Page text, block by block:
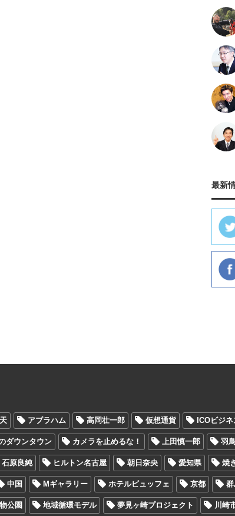
最新
アブラハム 高岡壮一郎 仮想通貨 ICOビジネ
ダウンタウン カメラを止めるな！ 上田慎一郎 羽
石原良純 ヒルトン名古屋 朝日奈央 愛知県 焼
中国 Mギャラリー ホテルビュッフェ 京都
公園 地域循環モデル 夢見ヶ崎プロジェクト 川崎